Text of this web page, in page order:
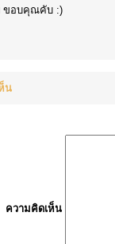
ขอบคุณคับ :)
น
ความคิดเห็น